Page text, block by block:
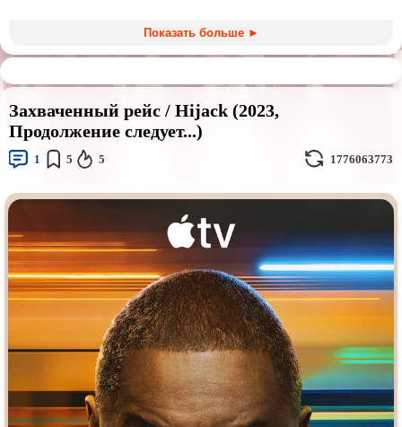
Marvel PIXAR
Sci-Fi (Научнаяфантастика) Trash (трэш) movies
Авангард иСюрреализм Ангелы и Демоны
Аниме
Киберпанк Коллекция
Комикс Маги и Волшебники
Новогодние
Основанное нареальных
событиях
Параллельные миры
Перевод Гоблина Перевод Кубик в Кубе
ПереводКураж-Бамбей Пеплум
Показать больше ►
Захваченный рейс / Hijack (2023,
Продолжение следует...)
1 5 5 1776063773